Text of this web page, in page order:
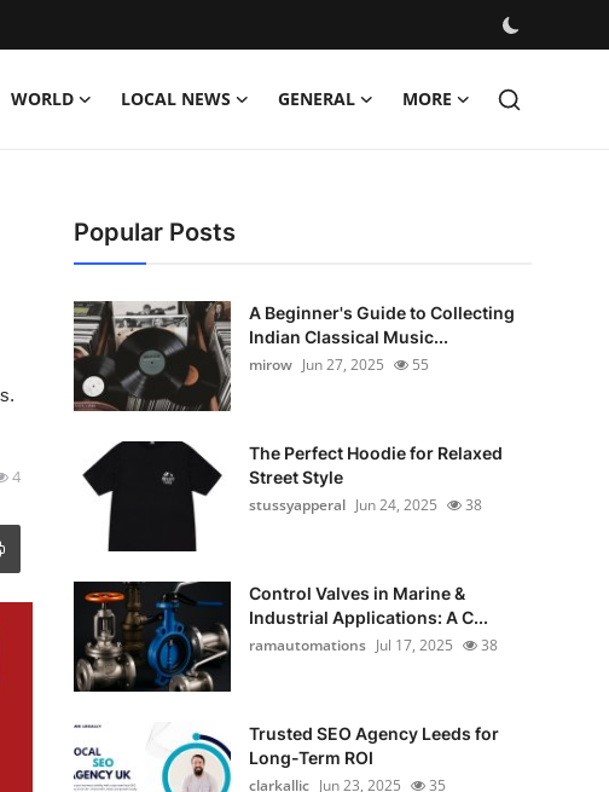
WORLD LOCAL NEWS GENERAL MORE
4
Popular Posts
A Beginner's Guide to Collecting
Indian Classical Music...
mirow Jun 27, 2025 55
The Perfect Hoodie for Relaxed
Street Style
stussyapperal Jun 24, 2025 38
Control Valves in Marine &
Industrial Applications: A C...
ramautomations Jul 17, 2025 38
Trusted SEO Agency Leeds for
Long-Term ROI
clarkallic Jun 23, 2025 35